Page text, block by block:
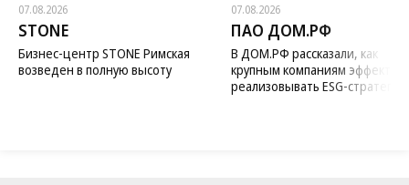
07.08.2026
STONE
Бизнес-центр STONE Римская
возведен в полную высоту
07.08.2026
ПАО ДОМ.РФ
В ДОМ.РФ рассказали, как
крупным компаниям
реализовывать ESG-стратегию